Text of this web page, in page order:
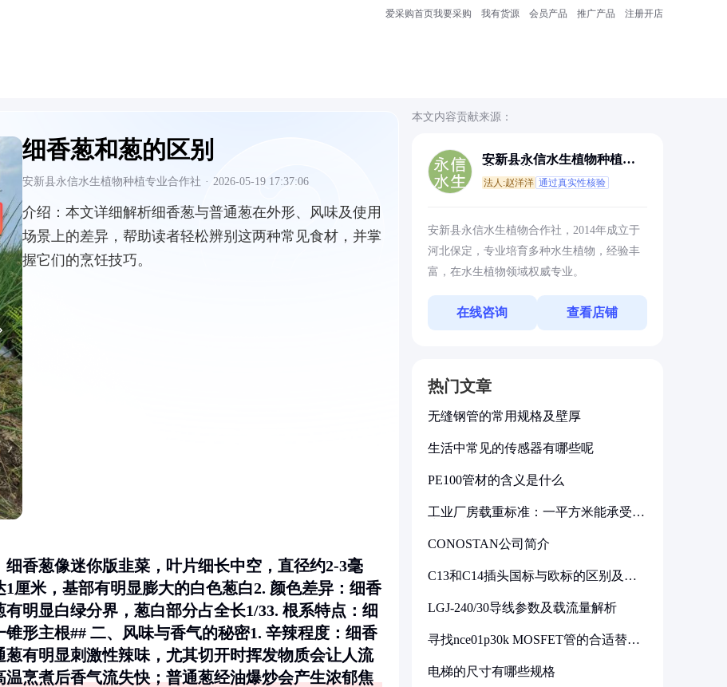
爱采购首页我要采购 我有货源 会员产品 推广产品 注册开店
细香葱和葱的区别
安新县永信水生植物种植专业合作社 · 2026-05-19 17:37:06
介绍： 本文详细解析细香葱与普通葱在外形、风味及使用
场景上的差异，帮助读者轻松辨别这两种常见食材，并掌
握它们的烹饪技巧。
细香葱像迷你版韭菜，叶片细长中空，直径约2-3毫
厘米，基部有明显膨大的白色葱白2. 颜色差异 ：细香
明显白绿分界，葱白部分占全长1/33. 根系特点 ：细
形主根## 二、风味与香气的秘密1. 辛辣程度 ：细香
有明显刺激性辣味，尤其切开时挥发物质会让人流
温烹煮后香气流失快；普通葱经油爆炒会产生浓郁焦
本文内容贡献来源：
安新县永信水生植物种植专
法人:赵洋洋 通过真实性核验
安新县永信水生植物合作社，2014年成立于
河北保定，专业培育多种水生植物，经验丰
富，在水生植物领域权威专业。
在线咨询 查看店铺
热门文章
无缝钢管的常用规格及壁厚
生活中常见的传感器有哪些呢
PE100管材的含义是什么
工业厂房载重标准：一平方米能承受多
CONOSTAN公司简介
C13和C14插头国标与欧标的区别及其
LGJ-240/30导线参数及载流量解析
寻找nce01p30k MOSFET管的合适替代
电梯的尺寸有哪些规格